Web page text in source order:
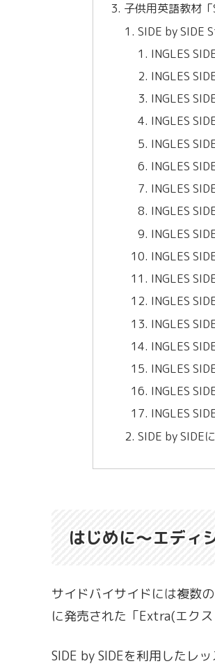
子供用英語教材
SIDE by SIDE
INGLES
INGLES
INGLES
INGLES
INGLES
INGLES
INGLES
INGLES
INGLES
INGLES
INGLES
INGLES
INGLES
INGLES
INGLES
INGLES
INGLES
SIDE by SIDE
はじめに〜エデ
サイドバイサイドには複数
に発売された「Extra(エクス
SIDE by SIDEを利用したレ